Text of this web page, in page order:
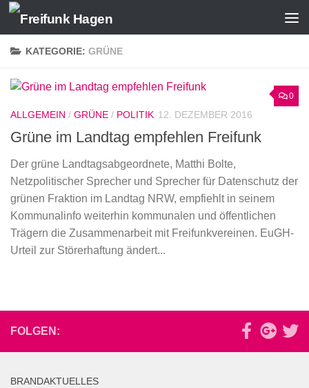
Zum Inhalt springen
KATEGORIE: GRÜNE
0
ALLGEMEIN / GRÜNE / POLITIK 12. DEZEMBER 2016
Grüne im Landtag empfehlen Freifunk
Der grüne Landtagsabgeordnete, Matthi Bolte,
Netzpolitischer Sprecher und Sprecher für Datenschutz der
grünen Fraktion im Landtag NRW, empfiehlt in seinem
Kommunalinfo weiterhin kommunalen und öffentlichen
Trägern die Zusammenarbeit mit Freifunkvereinen. EuGH-
Urteil zur Störerhaftung ändert...
FOLGEN:
BRANDAKTUELLES